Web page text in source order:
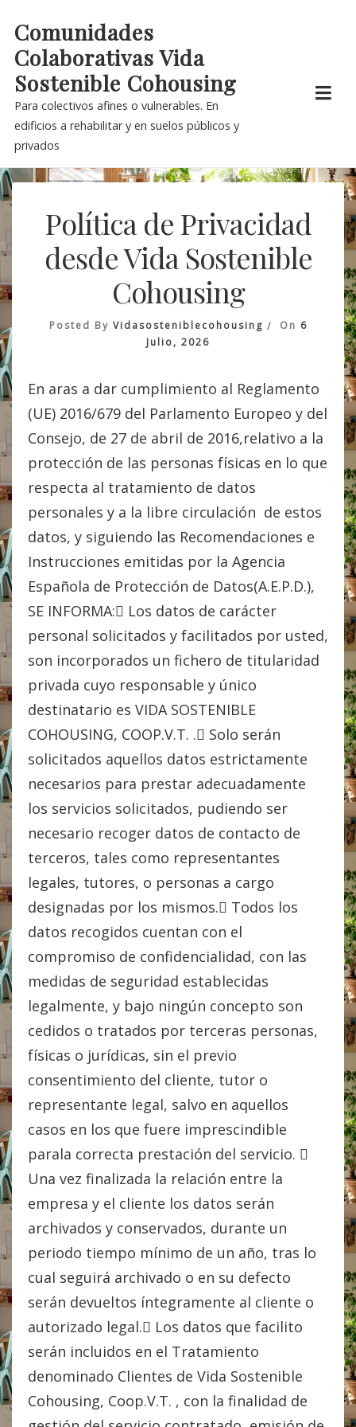
content
Comunidades
Colaborativas Vida
Sostenible Cohousing
Para colectivos afines o vulnerables. En
edificios a rehabilitar y en suelos públicos y
privados
Política de Privacidad
desde Vida Sostenible
Cohousing
Posted By Vidasosteniblecohousing On 6
Julio, 2026
En aras a dar cumplimiento al Reglamento
(UE) 2016/679 del Parlamento Europeo y del
Consejo, de 27 de abril de 2016,relativo a la
protección de las personas físicas en lo que
respecta al tratamiento de datos
personales y a la libre circulación de estos
datos, y siguiendo las Recomendaciones e
Instrucciones emitidas por la Agencia
Española de Protección de Datos(A.E.P.D.),
SE INFORMA: Los datos de carácter
personal solicitados y facilitados por usted,
son incorporados un fichero de titularidad
privada cuyo responsable y único
destinatario es VIDA SOSTENIBLE
COHOUSING, COOP.V.T. . Solo serán
solicitados aquellos datos estrictamente
necesarios para prestar adecuadamente
los servicios solicitados, pudiendo ser
necesario recoger datos de contacto de
terceros, tales como representantes
legales, tutores, o personas a cargo
designadas por los mismos. Todos los
datos recogidos cuentan con el
compromiso de confidencialidad, con las
medidas de seguridad establecidas
legalmente, y bajo ningún concepto son
cedidos o tratados por terceras personas,
físicas o jurídicas, sin el previo
consentimiento del cliente, tutor o
representante legal, salvo en aquellos
casos en los que fuere imprescindible
parala correcta prestación del servicio. 
Una vez finalizada la relación entre la
empresa y el cliente los datos serán
archivados y conservados, durante un
periodo tiempo mínimo de un año, tras lo
cual seguirá archivado o en su defecto
serán devueltos íntegramente al cliente o
autorizado legal. Los datos que facilito
serán incluidos en el Tratamiento
denominado Clientes de Vida Sostenible
Cohousing, Coop.V.T. , con la finalidad de